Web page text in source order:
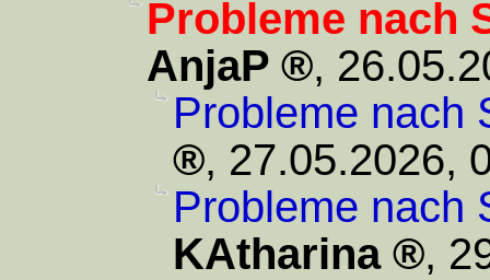
Probleme nach
AnjaP
,
Probleme nach
, 27.05.2026,
Probleme nach
KAtharina
,